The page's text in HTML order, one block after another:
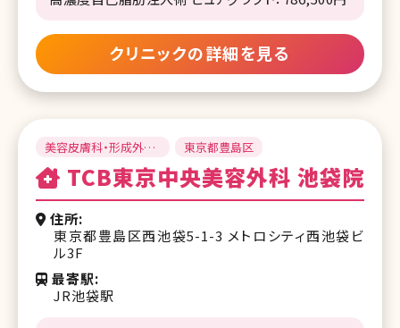
クリニックの詳細を見る
美容皮膚科・形成外
科・美容外科
東京都豊島区
TCB東京中央美容外科 池袋院
住所
東京都豊島区西池袋5-1-3 メトロシティ西池袋ビ
ル3F
最寄駅
JR池袋駅